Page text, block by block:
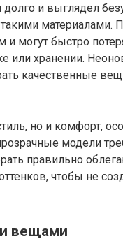
и выглядел
материалами.
могут быстро
или хранении.
качественные
но и комфорт,
модели
правильно
чтобы не
вещами